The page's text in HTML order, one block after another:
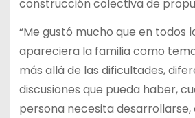
construcción colectiva de
“Me gustó mucho que en todos
apareciera la familia como
más allá de las dificultades,
discusiones que pueda haber,
persona necesita